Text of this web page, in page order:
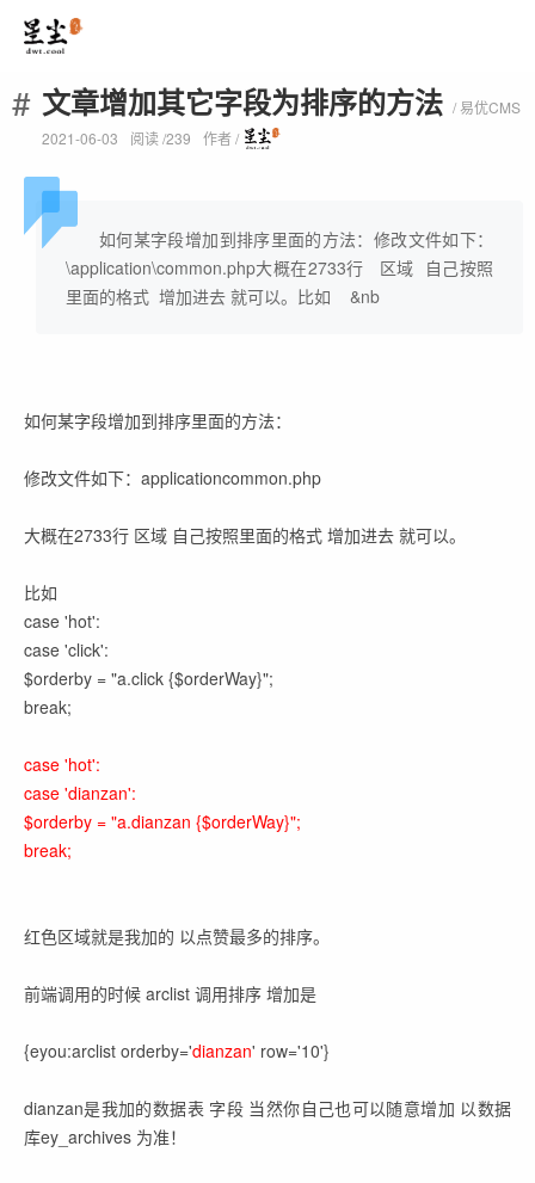
文章增加其它字段为排序的方法 / 易优CMS
2021-06-03
阅读 /239 作者 /
如何某字段增加到排序里面的方法：修改文件如下：
\application\common.php大概在2733行 区域 自己按照
里面的格式 增加进去 就可以。比如 &nb
如何某字段增加到排序里面的方法：
修改文件如下：applicationcommon.php
大概在2733行 区域 自己按照里面的格式 增加进去 就可以。
比如
case 'hot':
case 'click':
$orderby = "a.click {$orderWay}";
break;
case 'hot':
case 'dianzan':
$orderby = "a.dianzan {$orderWay}";
break;
红色区域就是我加的 以点赞最多的排序。
前端调用的时候 arclist 调用排序 增加是
{eyou:arclist orderby='dianzan' row='10'}
dianzan是我加的数据表 字段 当然你自己也可以随意增加 以数据
库ey_archives 为准！